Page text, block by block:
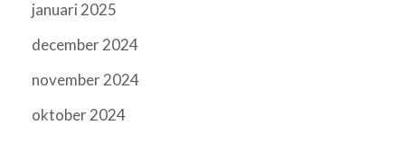
januari 2025
december 2024
november 2024
oktober 2024